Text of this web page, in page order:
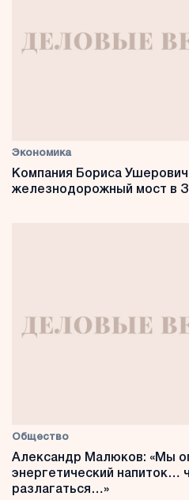
Экономика
Компания Бориса
железнодорожный мост в
Общество
Александр Малюков: «Мы
энергетический напиток…
разлагаться…»